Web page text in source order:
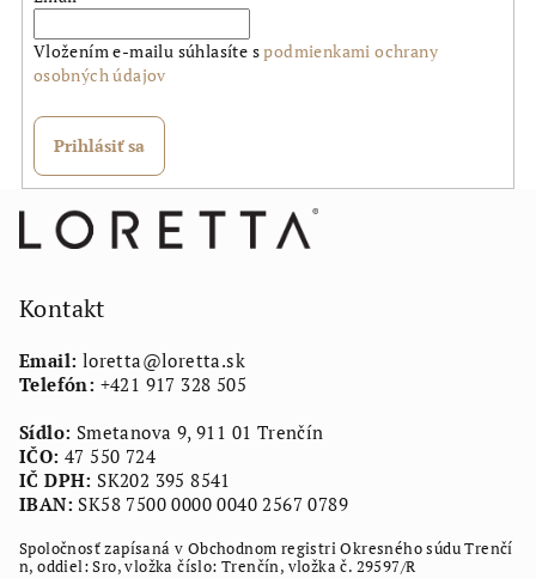
Vložením e-mailu súhlasíte spodmienkami ochrany
osobných údajov
Prihlásiť sa
Kontakt
Email: loretta@loretta.sk
Telefón: +421 917 328 505
Sídlo: Smetanova 9, 911 01 Trenčín
IČO: 47 550 724
IČ DPH: SK202 395 8541
IBAN: SK58 7500 0000 0040 2567 0789
Spoločnosť zapísaná v Obchodnom registri Okresného súdu Trenčí
n, oddiel: Sro, vložka číslo: Trenčín, vložka č. 29597/R